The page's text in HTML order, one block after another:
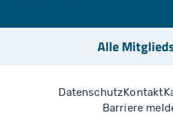
Alle
DatenschutzKontakt
Barriere